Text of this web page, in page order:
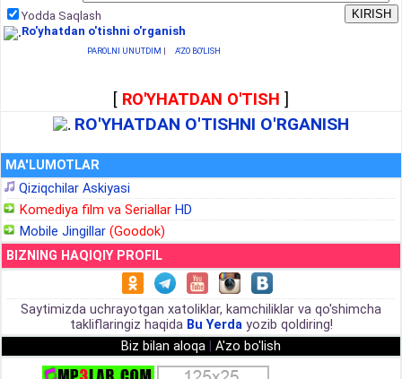
Yodda Saqlash
Ro'yhatdan o'tishni o'rganish
PAROLNI UNUTDIM | A'ZO BO'LISH
[ RO'YHATDAN O'TISH ]
RO'YHATDAN O'TISHNI O'RGANISH
MA'LUMOTLAR
Qiziqchilar Askiyasi
Komediya film va Seriallar HD
Mobile Jingillar (Goodok)
BIZNING HAQIQIY PROFIL
Saytimizda uchrayotgan xatoliklar, kamchiliklar va qo'shimcha
takliflaringiz haqida Bu Yerdayozib qoldiring!
Biz bilan aloqa
A'zo bo'lish